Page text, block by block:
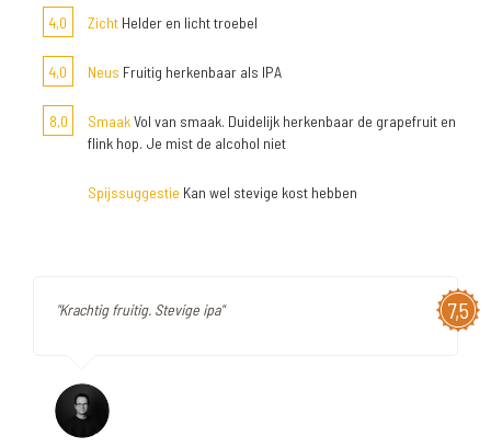
4,0
Zicht Helder en licht troebel
4,0 Neus Fruitig herkenbaar als IPA
8,0 SmaakVol van smaak. Duidelijk herkenbaar de grapefruit en
flink hop. Je mist de alcohol niet
Spijssuggestie Kan wel stevige kost hebben
7,5
"Krachtig fruitig. Stevige ipa"